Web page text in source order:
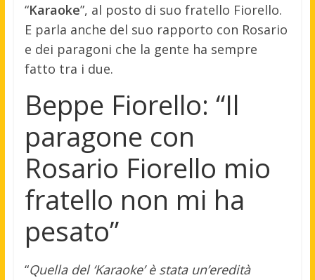
“Karaoke”, al posto di suo fratello Fiorello.
E parla anche del suo rapporto con Rosario
e dei paragoni che la gente ha sempre
fatto tra i due.
Beppe Fiorello: “Il
paragone con
Rosario Fiorello mio
fratello non mi ha
pesato”
“Quella del ‘Karaoke’ è stata un’eredità